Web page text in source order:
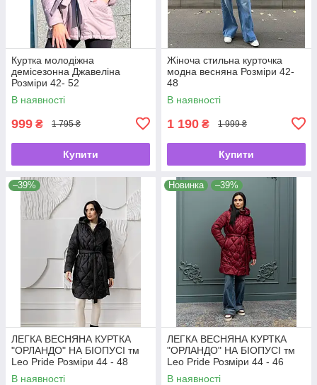
Куртка молодіжна
демісезонна Джавеліна
Розміри 42- 52
В наявності
999 ₴ 1 795 ₴
Купити
Жіноча стильна курточка
модна весняна Розміри 42-
48
В наявності
1 190 ₴ 1 999 ₴
Купити
–39%
ЛЕГКА ВЕСНЯНА КУРТКА
"ОРЛАНДО" НА БІОПУСІ тм
Leo Pride Розміри 44 - 48
В наявності
Новинка –39%
ЛЕГКА ВЕСНЯНА КУРТКА
"ОРЛАНДО" НА БІОПУСІ тм
Leo Pride Розміри 44 - 46
В наявності